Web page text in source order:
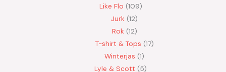
Like Flo 109
Jurk 12
Rok 12
T-shirt & Tops 17
Winterjas 1
Lyle & Scott 5